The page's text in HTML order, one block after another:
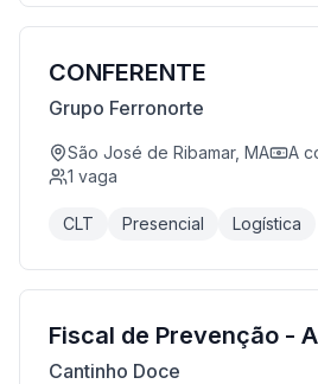
CONFERENTE
Grupo Ferronorte
São José de Ribamar, MA
A
1 vaga
CLT Presencial Logística
Fiscal de Prevenção -
Cantinho Doce